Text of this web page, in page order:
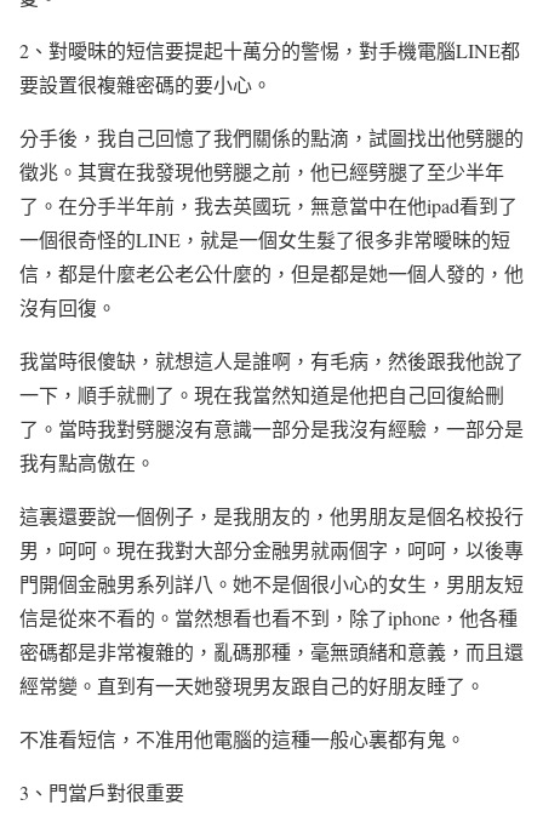
2 、對曖昧的短信要提起十萬分的警惕，對手機電腦LINE都
要設置很複雜密碼的要小心。
分手後，我自己回憶了我們關係的點滴，試圖找出他劈腿的
徵兆。其實在我發現他劈腿之前，他已經劈腿了至少半年
了。在分手半年前，我去英國玩，無意當中在他ipad看到了
一個很奇怪的LINE ，就是一個女生髮了很多非常曖昧的短
信，都是什麼老公老公什麼的，但是都是她一個人發的，他
沒有回復。
我當時很傻缺，就想這人是誰啊，有毛病，然後跟我他說了
一下，順手就刪了。現在我當然知道是他把自己回復給刪
了。當時我對劈腿沒有意識一部分是我沒有經驗，一部分是
我有點高傲在。
這裏還要說一個例子，是我朋友的，他男朋友是個名校投行
男，呵呵。現在我對大部分金融男就兩個字，呵呵，以後專
門開個金融男系列詳八。她不是個很小心的女生，男朋友短
信是從來不看的。當然想看也看不到，除了iphone ，他各種
密碼都是非常複雜的，亂碼那種，毫無頭緒和意義，而且還
經常變。直到有一天她發現男友跟自己的好朋友睡了。
不准看短信，不准用他電腦的這種一般心裏都有鬼。
3 、門當戶對很重要